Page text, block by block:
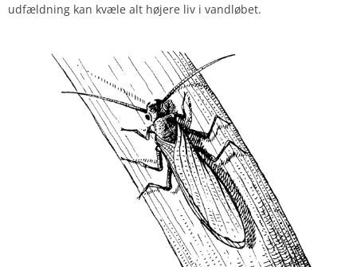
udfældning kan kvæle alt højere liv i vandløbet.